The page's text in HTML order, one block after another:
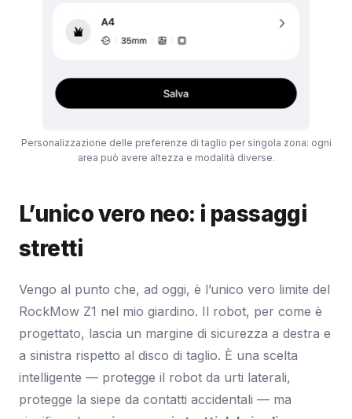
Personalizzazione delle preferenze di taglio per singola zona: ogni
area può avere altezza e modalità diverse.
L’unico vero neo: i passaggi
stretti
Vengo al punto che, ad oggi, è l’unico vero limite del
RockMow Z1 nel mio giardino. Il robot, per come è
progettato, lascia un margine di sicurezza a destra e
a sinistra rispetto al disco di taglio. È una scelta
intelligente — protegge il robot da urti laterali,
protegge la siepe da contatti accidentali — ma